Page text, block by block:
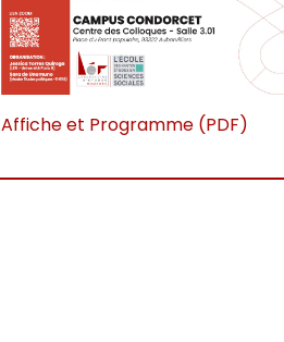
Affiche et Programme (PDF)